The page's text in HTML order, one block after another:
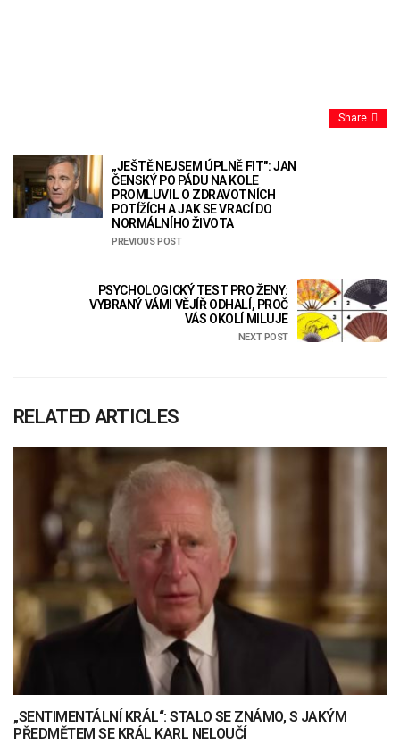
Share
„JEŠTĚ NEJSEM ÚPLNĚ FIT": JAN
ČENSKÝ PO PÁDU NA KOLE
PROMLUVIL O ZDRAVOTNÍCH
POTÍŽÍCH A JAK SE VRACÍ DO
NORMÁLNÍHO ŽIVOTA
PREVIOUS POST
PSYCHOLOGICKÝ TEST PRO ŽENY:
VYBRANÝ VÁMI VĚJÍŘ ODHALÍ, PROČ
VÁS OKOLÍ MILUJE
NEXT POST
RELATED ARTICLES
„SENTIMENTÁLNÍ KRÁL“: STALO SE ZNÁMO, S JAKÝM
PŘEDMĚTEM SE KRÁL KARL NELOUČÍ